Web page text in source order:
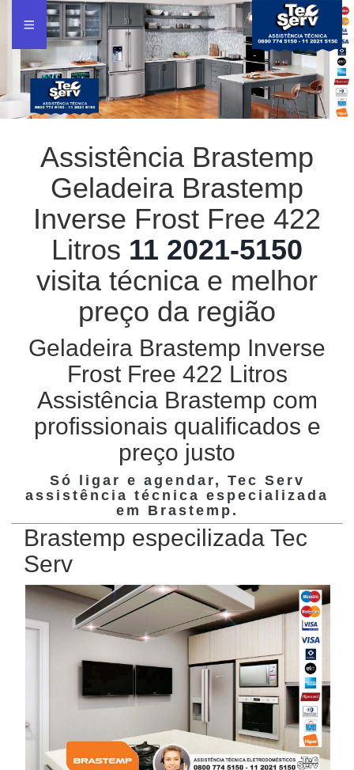
Assistência Brastemp
Geladeira Brastemp
Inverse Frost Free 422
Litros 11 2021-5150
visita técnica e melhor
preço da região
Geladeira Brastemp Inverse
Frost Free 422 Litros
Assistência Brastemp com
profissionais qualificados e
preço justo
Só ligar e agendar, Tec Serv
assistência técnica especializada
em Brastemp .
Brastemp especilizada Tec
Serv